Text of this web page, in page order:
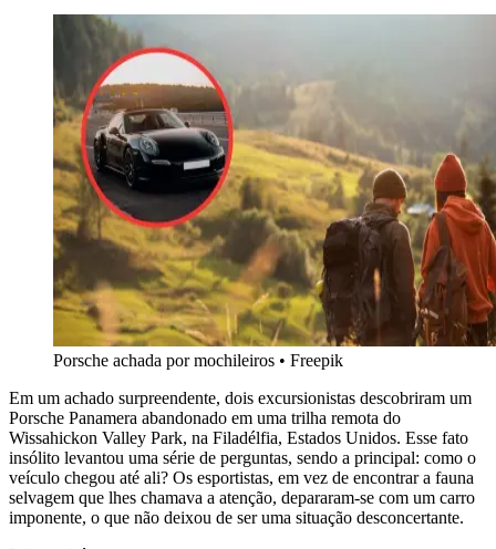
Porsche achada por mochileiros • Freepik
Em um achado surpreendente, dois excursionistas descobriram um
Porsche Panamera abandonado em uma trilha remota do
Wissahickon Valley Park, na Filadélfia, Estados Unidos. Esse fato
insólito levantou uma série de perguntas, sendo a principal: como o
veículo chegou até ali? Os esportistas, em vez de encontrar a fauna
selvagem que lhes chamava a atenção, depararam-se com um carro
imponente, o que não deixou de ser uma situação desconcertante.